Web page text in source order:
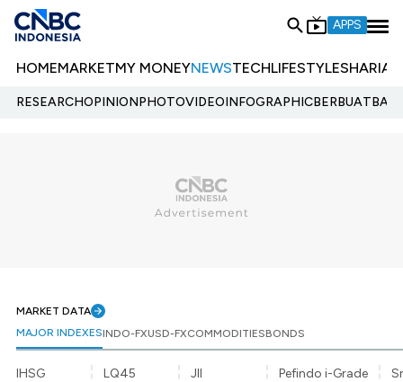
APPS
HOMEMARKETMY MONEYNEWSTECHLIFESTYLESHARIA
RESEARCHOPINIONPHOTOVIDEOINFOGRAPHIC
MARKET DATA
MAJOR INDEXESINDO-FXUSD-FXCOMMODITIESBONDS
IHSG
LQ45
JII
Pefindo i-Grade